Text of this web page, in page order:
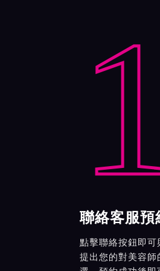
聯絡客服預
點擊聯絡按鈕即
提出您的對美容